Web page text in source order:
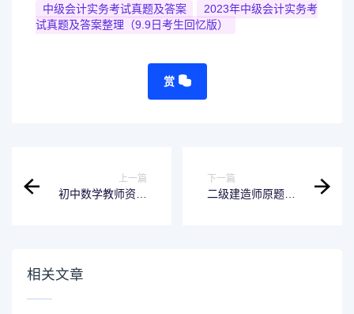
中级会计实务考试真题及答案
2023年中级会计实务考
试真题及答案整理（9.9日考生回忆版）
赏
上一篇
初中数学教师资格
下一篇
二级建造师原题库
相关文章